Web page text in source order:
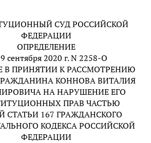
СУД РОССИЙСКОЙ
ФЕДЕРАЦИИ
ОПРЕДЕЛЕНИЕ
сентября 2020 г. N 2258-О
В ПРИНЯТИИ К РАССМОТРЕНИЮ
КОННОВА ВИТАЛИЯ
НА НАРУШЕНИЕ ЕГО
ПРАВ ЧАСТЬЮ
СТАТЬИ 167 ГРАЖДАНСКОГО
КОДЕКСА РОССИЙСКОЙ
ФЕДЕРАЦИИ